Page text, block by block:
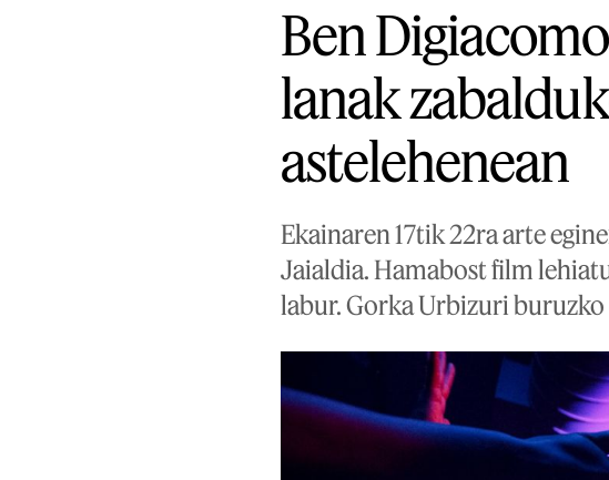
Ben
lanak
astelehenean
Ekainaren 17tik 22ra arte
Jaialdia. Hamabost film
labur. Gorka Urbizuri